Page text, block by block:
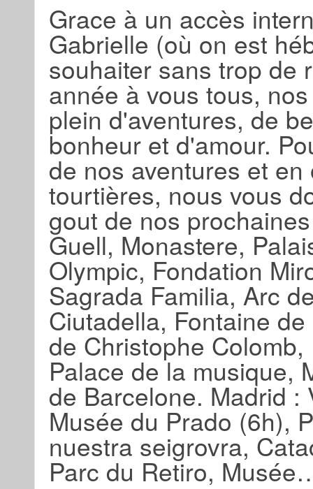
Grace à un accès
Gabrielle (où on est
souhaiter sans trop de
année à vous tous,
plein d'aventures, de
bonheur et d'amour.
de nos aventures et
tourtières, nous vous
gout de nos
Guell, Monastere,
Olympic, Fondation
Sagrada Familia, Arc
Ciutadella, Fontaine
de Christophe
Palace de la musique,
de Barcelone. Madrid :
Musée du Prado (6h),
nuestra seigrovra,
Parc du Retiro,